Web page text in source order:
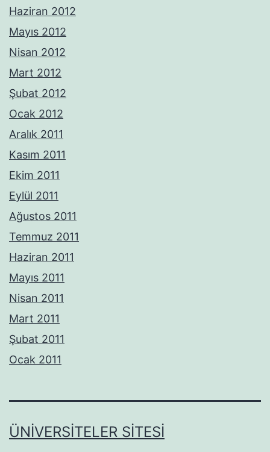
Haziran 2012
Mayıs 2012
Nisan 2012
Mart 2012
Şubat 2012
Ocak 2012
Aralık 2011
Kasım 2011
Ekim 2011
Eylül 2011
Ağustos 2011
Temmuz 2011
Haziran 2011
Mayıs 2011
Nisan 2011
Mart 2011
Şubat 2011
Ocak 2011
ÜNIVERSITELER SITESI